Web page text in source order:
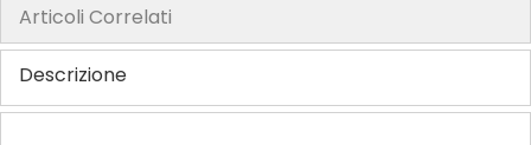
Articoli Correlati
Descrizione